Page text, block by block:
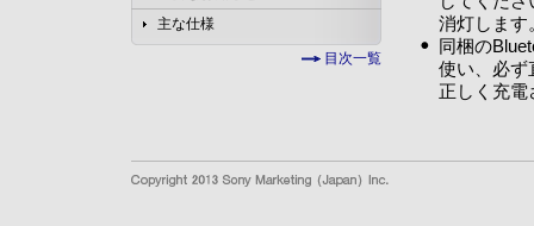
主な仕様
目次一覧
消灯します
同梱の
使い、必ず
正しく充電